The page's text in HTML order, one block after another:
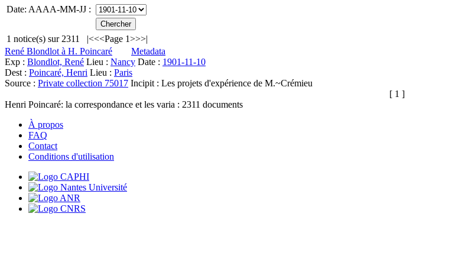
Date: AAAA-MM-JJ :
1 notice(s) sur 2311 |<<<Page 1>>>|
René Blondlot à H. Poincaré
Metadata
Exp : Blondlot, René Lieu : Nancy Date : 1901-11-10
Dest : Poincaré, Henri Lieu : Paris
Source : Private collection 75017 Incipit : Les projets d'expérience de M.~Crémieu
[ 1 ]
Henri Poincaré: la correspondance et les varia : 2311 documents
À propos
FAQ
Contact
Conditions d'utilisation